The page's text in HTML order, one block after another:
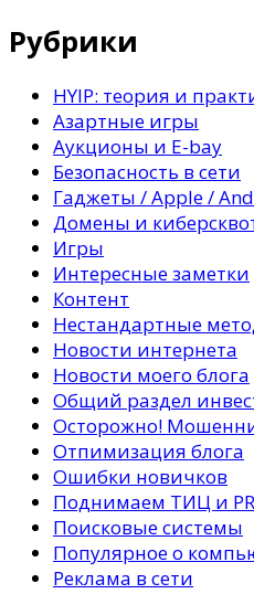
Рубрики
HYIP: теория и
Азартные игры
Аукционы и E-bay
Безопасность в сети
Гаджеты / Apple /
Домены и
Игры
Интересные заметки
Контент
Нестандартные
Новости интернета
Новости моего блога
Общий раздел
Осторожно!
Отпимизация блога
Ошибки новичков
Поднимаем ТИЦ и PR
Поисковые системы
Популярное о
Реклама в сети